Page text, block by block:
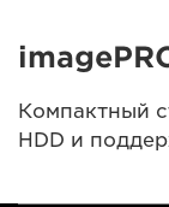
Компактный
HDD и